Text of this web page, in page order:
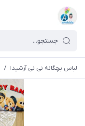
لباس بچگانه نی نی آرشیدا /